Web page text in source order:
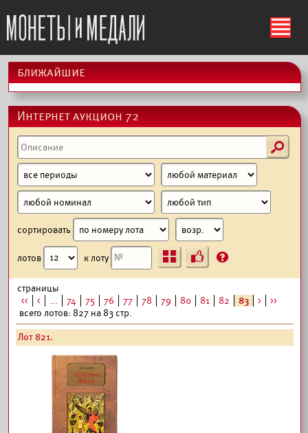
ś
ближайшие
Интернет аукцион 72
s
сортировать
лотов к лоту Ъ ?
страницы
<<
< ... 74 75 76 77 78 79 80 81 82 83 >
>>
всего лотов: 827 на 83 стр.
Лот 821.